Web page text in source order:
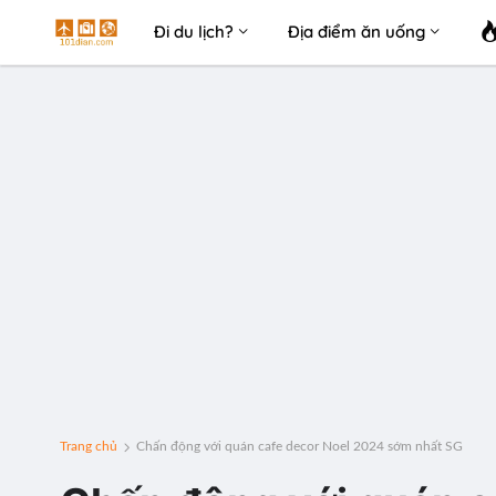
Đi du lịch? Địa điểm ăn uống
Trang chủ Chấn động với quán cafe decor Noel 2024 sớm nhất SG